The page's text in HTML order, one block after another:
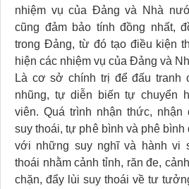
nhiệm vụ của Đảng và Nhà
cũng đảm bảo tính đồng nhất,
trong Đảng, từ đó tạo điều kiện
hiện các nhiệm vụ của Đảng và
Là cơ sở chính trị để đấu tranh
nhũng, tự diễn biến tự chuyển
viên. Quá trình nhận thức, nhận
suy thoái, tự phê bình và phê bình
với những suy nghĩ và hành vi
thoái nhằm cảnh tỉnh, răn đe,
chặn, đẩy lùi suy thoái về tư